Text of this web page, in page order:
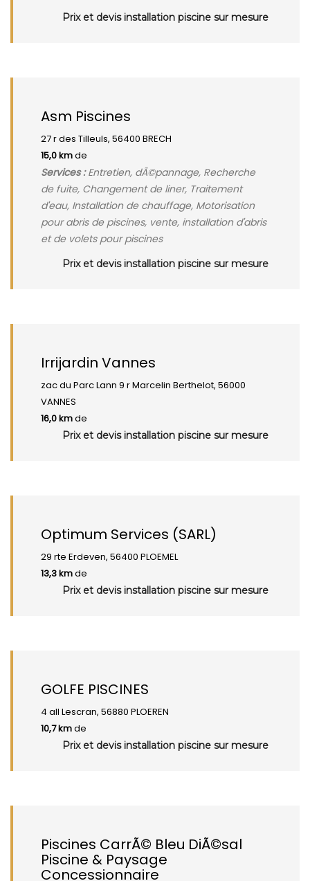
Prix et devis installation piscine sur mesure
Asm Piscines
27 r des Tilleuls, 56400 BRECH
15,0 kmde
Services :Entretien, dÃ©pannage, Recherche
de fuite, Changement de liner, Traitement
d'eau, Installation de chauffage, Motorisation
pour abris de piscines, vente, installation d'abris
et de volets pour piscines
Prix et devis installation piscine sur mesure
Irrijardin Vannes
zac du Parc Lann 9 r Marcelin Berthelot, 56000
VANNES
16,0 kmde
Prix et devis installation piscine sur mesure
Optimum Services (SARL)
29 rte Erdeven, 56400 PLOEMEL
13,3 kmde
Prix et devis installation piscine sur mesure
GOLFE PISCINES
4 all Lescran, 56880 PLOEREN
10,7 kmde
Prix et devis installation piscine sur mesure
Piscines CarrÃ© Bleu DiÃ©sal
Piscine & Paysage
Concessionnaire